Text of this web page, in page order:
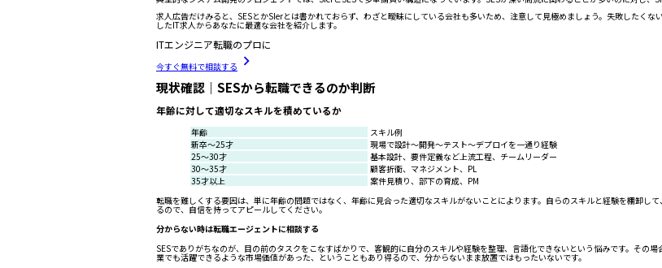
求人広告だけみると、SESとかSIerとは書かれておらず、わざと曖昧にしている会社も多いため、注意して見極めましょう。失敗したく
したIT求人からあなたに最適な会社を紹介します。
ITエンジニア転職のプロに
今すぐ無料で相談する
現状確認｜SESから転職できるのか判断
年齢に対して適切なスキルを積めているか
年齢
スキル例
新卒～25才
現場で設計～開発～テスト～デプロイを一通り経験
25～30才
基本設計、要件定義など上流工程、チームリーダー
30～35才
顧客折衝、マネジメント、PL
35才以上
案件見積り、部下の育成、PM
転職を難しくする要因は、単に年齢の問題ではなく、年齢に見合った適切なスキルがないことによります。自らのスキルと経験を棚卸し
るので、自信を持ってアピールしてください。
分からない時は転職エージェントに相談する
SESでありがちなのが、目の前のタスクをこなすばかりで、客観的に自分のスキルや経験を整理、言語化できないという悩みです。その
業でも活躍できるような市場価値があった、ということもあり得るので、分からないまま放置ではもったいないです。